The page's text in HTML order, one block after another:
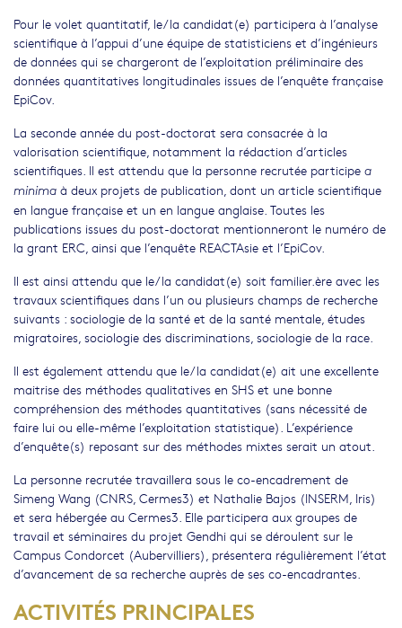
Pour le volet quantitatif, le/la candidat(e) participera à l’analyse
scientifique à l’appui d’une équipe de statisticiens et d’ingénieurs
de données qui se chargeront de l’exploitation préliminaire des
données quantitatives longitudinales issues de l’enquête française
EpiCov.
La seconde année du post-doctorat sera consacrée à la
valorisation scientifique, notamment la rédaction d’articles
scientifiques. Il est attendu que la personne recrutée participe a
minima à deux projets de publication, dont un article scientifique
en langue française et un en langue anglaise. Toutes les
publications issues du post-doctorat mentionneront le numéro de
la grant ERC, ainsi que l’enquête REACTAsie et l’EpiCov.
Il est ainsi attendu que le/la candidat(e) soit familier.ère avec les
travaux scientifiques dans l’un ou plusieurs champs de recherche
suivants : sociologie de la santé et de la santé mentale, études
migratoires, sociologie des discriminations, sociologie de la race.
Il est également attendu que le/la candidat(e) ait une excellente
maitrise des méthodes qualitatives en SHS et une bonne
compréhension des méthodes quantitatives (sans nécessité de
faire lui ou elle-même l’exploitation statistique). L’expérience
d’enquête(s) reposant sur des méthodes mixtes serait un atout.
La personne recrutée travaillera sous le co-encadrement de
Simeng Wang (CNRS, Cermes3) et Nathalie Bajos (INSERM, Iris)
et sera hébergée au Cermes3. Elle participera aux groupes de
travail et séminaires du projet Gendhi qui se déroulent sur le
Campus Condorcet (Aubervilliers), présentera régulièrement l’état
d’avancement de sa recherche auprès de ses co-encadrantes.
ACTIVITÉS PRINCIPALES